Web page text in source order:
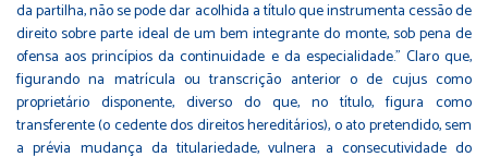
da partilha, não se pode dar acolhida a título que instrumenta cessão de
direito sobre parte ideal de um bem integrante do monte, sob pena de
ofensa aos princípios da continuidade e da especialidade." Claro que,
figurando na matrícula ou transcrição anterior o de cujus como
proprietário disponente, diverso do que, no título, figura como
transferente (o cedente dos direitos hereditários), o ato pretendido, sem
a prévia mudança da titulariedade, vulnera a consecutividade do